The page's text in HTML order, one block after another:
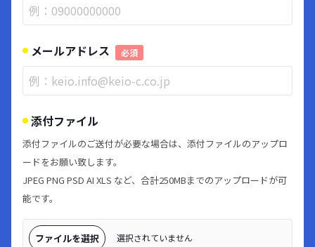
メールアドレス 必須
添付ファイル
添付ファイルのご送付が必要な場合は、添付ファイルのアップロ
ードをお願い致します。
JPEG PNG PSD AI XLS など、合計250MBまでのアップロードが可
能です。
ファイルを選択 選択されていません